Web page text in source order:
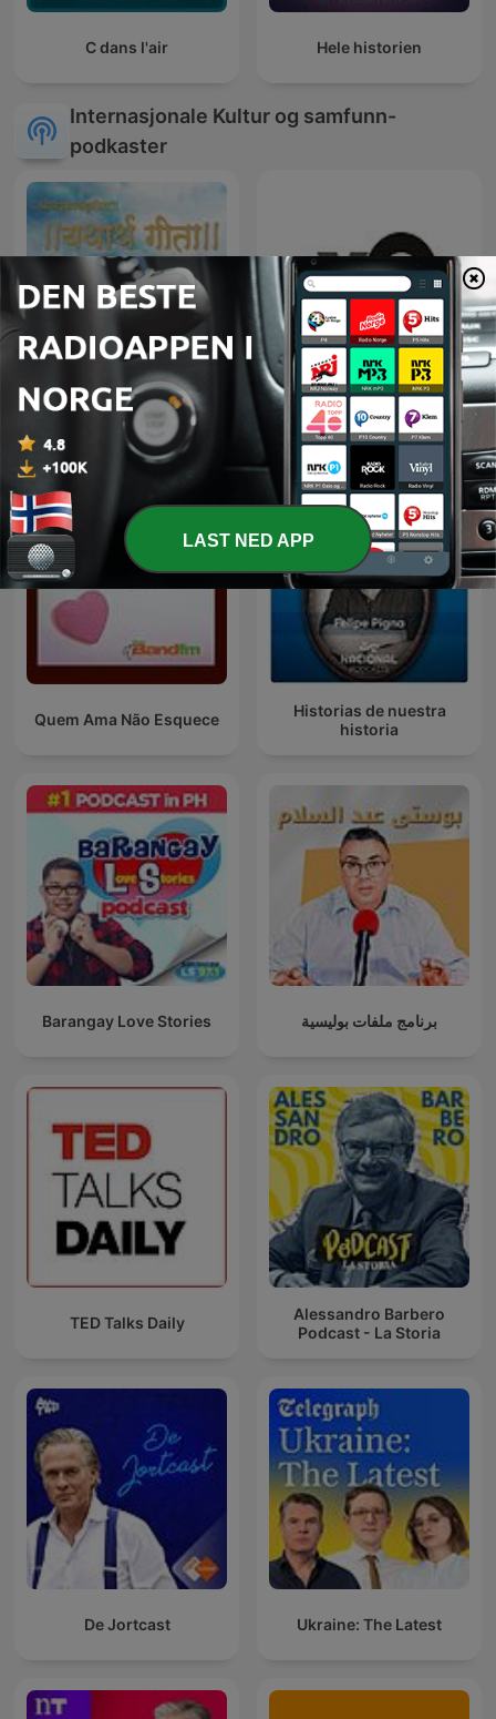
C dans l'air Hele historien
Internasjonale Kultur og samfunn-
podkaster
Bhagavad Gita Hindi Эхо Москвы
Quem Ama Não Esquece
Historias de nuestra
historia
Barangay Love Stories برنامج ملفات بوليسية
TED Talks Daily
Alessandro Barbero
Podcast - La Storia
De Jortcast Ukraine: The Latest
LAST NED APP